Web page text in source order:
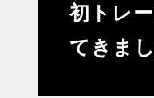
初トレ
てきまし